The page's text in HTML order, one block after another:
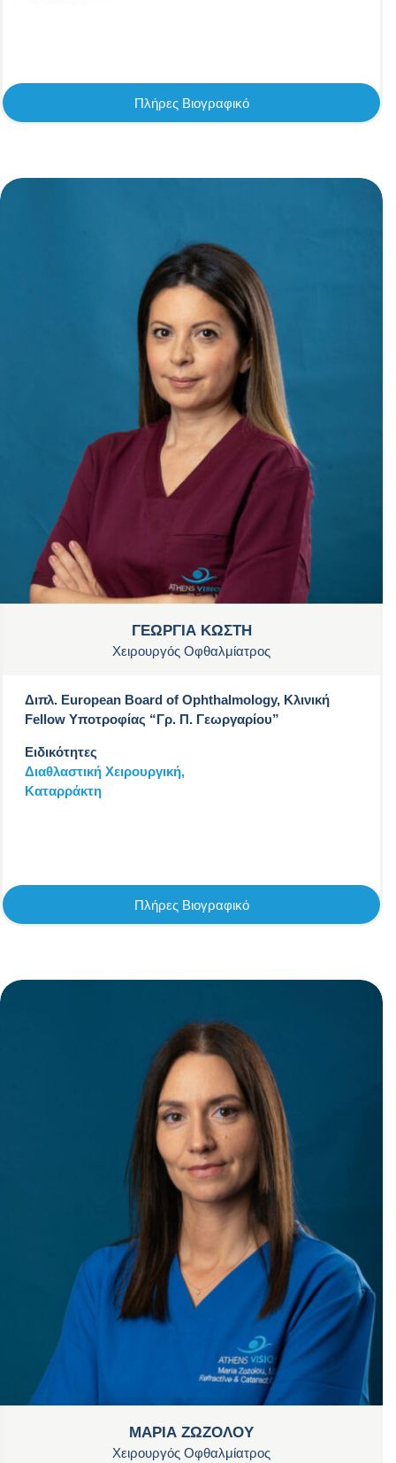
Πλήρες Βιογραφικό
ΓΕΩΡΓΙΑ ΚΩΣΤΗ
Χειρουργός Οφθαλμίατρος
Διπλ. European Board of Ophthalmology, Κλινική
Fellow Υποτροφίας “Γρ. Π. Γεωργαρίου”
Ειδικότητες
Διαθλαστική Χειρουργική,
Καταρράκτη
Πλήρες Βιογραφικό
ΜΑΡΙΑ ΖΩΖΟΛΟΥ
Χειρουργός Οφθαλμίατρος